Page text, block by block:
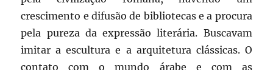
crescimento e difusão de bibliotecas e a procura
pela pureza da expressão literária. Buscavam
imitar a escultura e a arquitetura clássicas. O
contato com o mundo árabe e com as